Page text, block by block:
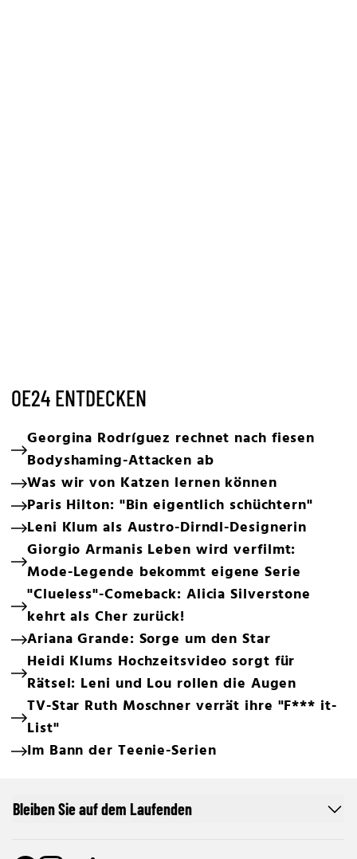
OE24 ENTDECKEN
Georgina Rodríguez rechnet nach fiesen
Bodyshaming-Attacken ab
Was wir von Katzen lernen können
Paris Hilton: "Bin eigentlich schüchtern"
Leni Klum als Austro-Dirndl-Designerin
Giorgio Armanis Leben wird verfilmt:
Mode-Legende bekommt eigene Serie
"Clueless"-Comeback: Alicia Silverstone
kehrt als Cher zurück!
Ariana Grande: Sorge um den Star
Heidi Klums Hochzeitsvideo sorgt für
Rätsel: Leni und Lou rollen die Augen
TV-Star Ruth Moschner verrät ihre "F*** it-
List"
Im Bann der Teenie-Serien
Bleiben Sie auf dem Laufenden